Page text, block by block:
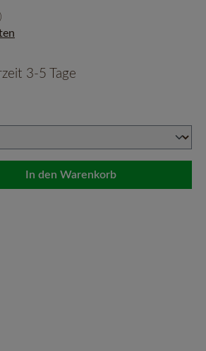
3-5 Tage
gewünschten Wert ein
In den Warenkorb